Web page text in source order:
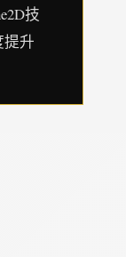
技
升